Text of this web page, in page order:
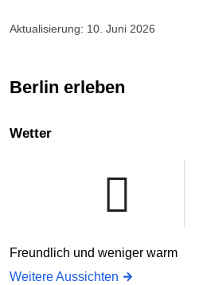
Aktualisierung: 10. Juni 2026
Berlin erleben
Wetter
Freundlich und weniger warm
Weitere Aussichten